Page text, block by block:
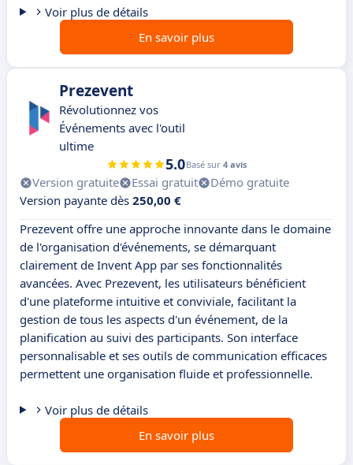
Voir plus de détails
En savoir plus
Prezevent
Révolutionnez vos
Événements avec l'outil
ultime
5.0Basé sur 4 avis
Version gratuite Essai gratuit
Démo gratuite
Version payante dès 250,00 €
Prezevent offre une approche innovante dans le domaine
de l'organisation d'événements, se démarquant
clairement de Invent App par ses fonctionnalités
avancées. Avec Prezevent, les utilisateurs bénéficient
d'une plateforme intuitive et conviviale, facilitant la
gestion de tous les aspects d'un événement, de la
planification au suivi des participants. Son interface
personnalisable et ses outils de communication efficaces
permettent une organisation fluide et professionnelle.
Voir plus de détails
En savoir plus